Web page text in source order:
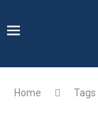
Home Tags